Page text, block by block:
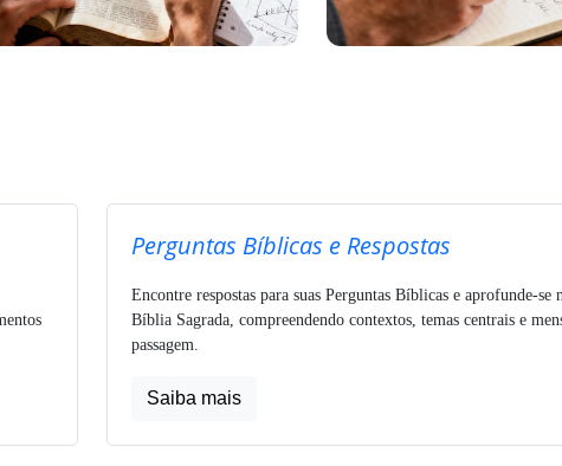
Perguntas Bíblicas e Respostas
Encontre respostas para suas Perguntas Bíblicas e aprofunde-se
Bíblia Sagrada, compreendendo contextos, temas centrais e
passagem.
Saiba mais